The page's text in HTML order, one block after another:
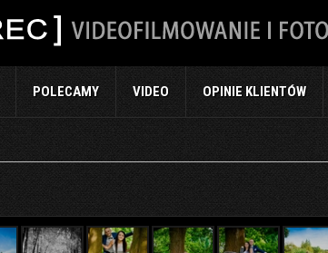
POLECAMY VIDEO OPINIE KLIENTÓW